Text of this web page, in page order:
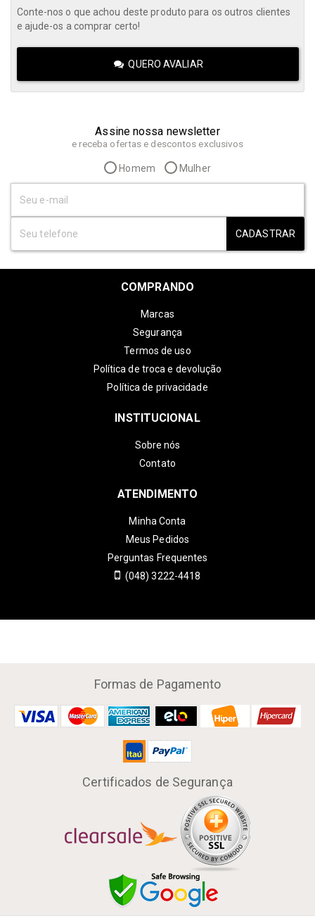
Conte-nos o que achou deste produto para os outros clientes
e ajude-os a comprar certo!
QUERO AVALIAR
Assine nossa newsletter
e receba ofertas e descontos exclusivos
Homem Mulher
CADASTRAR
COMPRANDO
Marcas
Segurança
Termos de uso
Política de troca e devolução
Política de privacidade
INSTITUCIONAL
Sobre nós
Contato
ATENDIMENTO
Minha Conta
Meus Pedidos
Perguntas Frequentes
(048) 3222-4418
Formas de Pagamento
Certificados de Segurança